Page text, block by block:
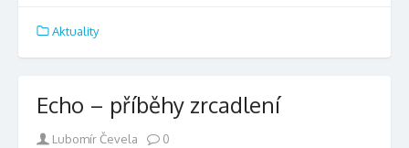
Aktuality
Echo – příběhy zrcadlení
Author
Lubomír Čevela 0